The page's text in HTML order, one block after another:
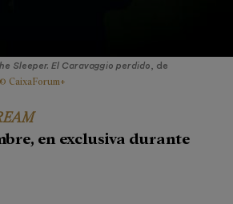
Sleeper. El Caravaggio perdido , de
© CaixaForum+
en exclusiva durante